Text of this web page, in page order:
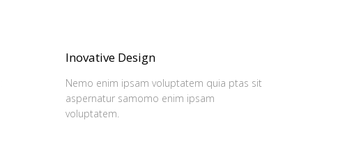
Inovative Design
Nemo enim ipsam voluptatem quia ptas sit
aspernatur samomo enim ipsam
voluptatem.